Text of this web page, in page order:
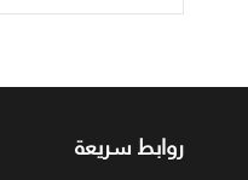
روابط سريعة